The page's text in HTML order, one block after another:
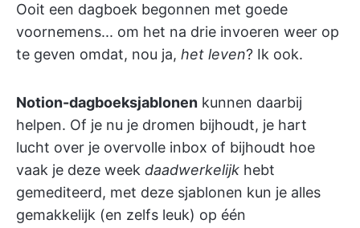
Ooit een dagboek begonnen met goede
voornemens... om het na drie invoeren weer op
te geven omdat, nou ja, het leven? Ik ook.
Notion-dagboeksjablonen kunnen daarbij
helpen. Of je nu je dromen bijhoudt, je hart
lucht over je overvolle inbox of bijhoudt hoe
vaak je deze week daadwerkelijk hebt
gemediteerd, met deze sjablonen kun je alles
gemakkelijk (en zelfs leuk) op één